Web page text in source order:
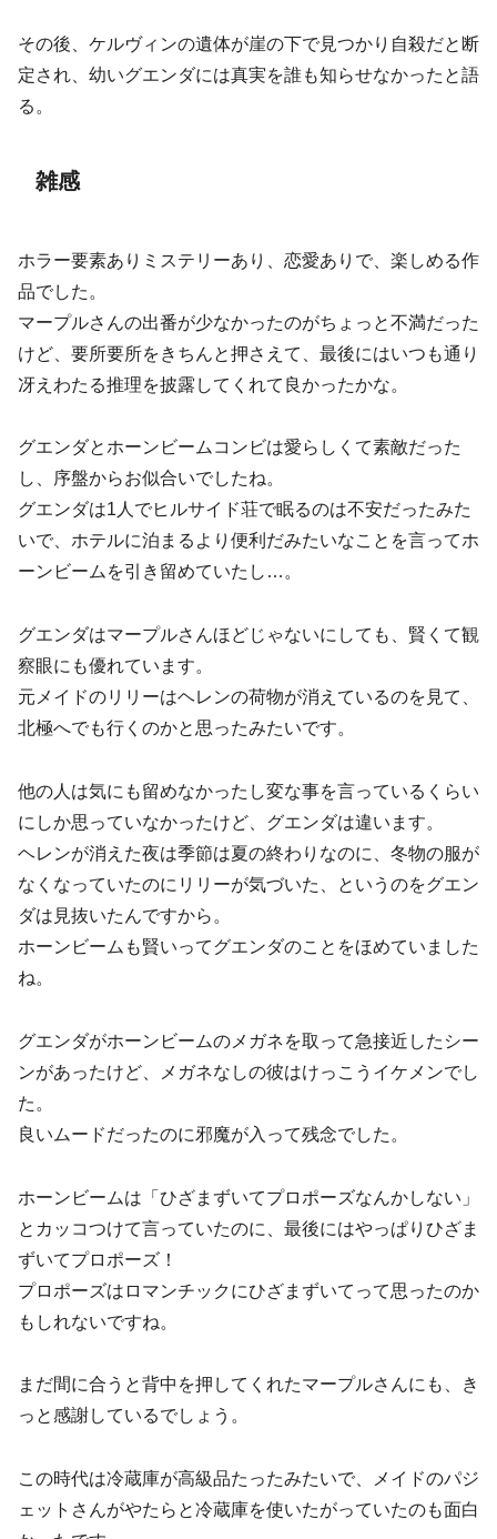
その後、ケルヴィンの遺体が崖の下で見つかり自殺だと断
定され、幼いグエンダには真実を誰も知らせなかったと語
る。
雑感
ホラー要素ありミステリーあり、恋愛ありで、楽しめる作
品でした。
マープルさんの出番が少なかったのがちょっと不満だった
けど、要所要所をきちんと押さえて、最後にはいつも通り
冴えわたる推理を披露してくれて良かったかな。
グエンダとホーンビームコンビは愛らしくて素敵だった
し、序盤からお似合いでしたね。
グエンダは1人でヒルサイド荘で眠るのは不安だったみた
いで、ホテルに泊まるより便利だみたいなことを言ってホ
ーンビームを引き留めていたし…。
グエンダはマープルさんほどじゃないにしても、賢くて観
察眼にも優れています。
元メイドのリリーはヘレンの荷物が消えているのを見て、
北極へでも行くのかと思ったみたいです。
他の人は気にも留めなかったし変な事を言っているくらい
にしか思っていなかったけど、グエンダは違います。
ヘレンが消えた夜は季節は夏の終わりなのに、冬物の服が
なくなっていたのにリリーが気づいた、というのをグエン
ダは見抜いたんですから。
ホーンビームも賢いってグエンダのことをほめていました
ね。
グエンダがホーンビームのメガネを取って急接近したシー
ンがあったけど、メガネなしの彼はけっこうイケメンでし
た。
良いムードだったのに邪魔が入って残念でした。
ホーンビームは「ひざまずいてプロポーズなんかしない」
とカッコつけて言っていたのに、最後にはやっぱりひざま
ずいてプロポーズ！
プロポーズはロマンチックにひざまずいてって思ったのか
もしれないですね。
まだ間に合うと背中を押してくれたマープルさんにも、き
っと感謝しているでしょう。
この時代は冷蔵庫が高級品たったみたいで、メイドのパジ
ェットさんがやたらと冷蔵庫を使いたがっていたのも面白